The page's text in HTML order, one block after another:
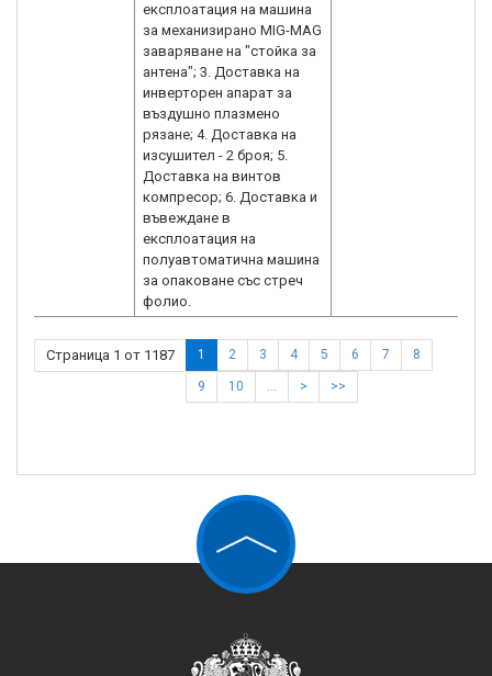
експлоатация на машина
за механизирано MIG-MAG
заваряване на "стойка за
антена"; 3. Доставка на
инверторен апарат за
въздушно плазмено
рязане; 4. Доставка на
изсушител - 2 броя; 5.
Доставка на винтов
компресор; 6. Доставка и
въвеждане в
експлоатация на
полуавтоматична машина
за опаковане със стреч
фолио.
Страница 1 от 1187 1 2 3 4 5 6 7 8
9 10 … > >>